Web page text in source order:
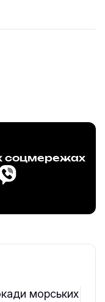
соцмережах
морських